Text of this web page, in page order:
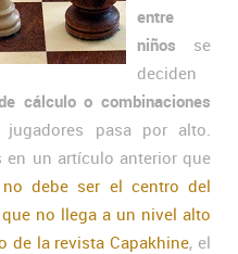
entre
niños se
deciden
cálculo o combinaciones
pasa por alto.
en un artículo anterior que
debe ser el centro del
no llega a un nivel alto
de la revista Capakhine, el